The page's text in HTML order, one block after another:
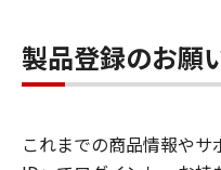
製品登録のお願
これまでの商品情報や